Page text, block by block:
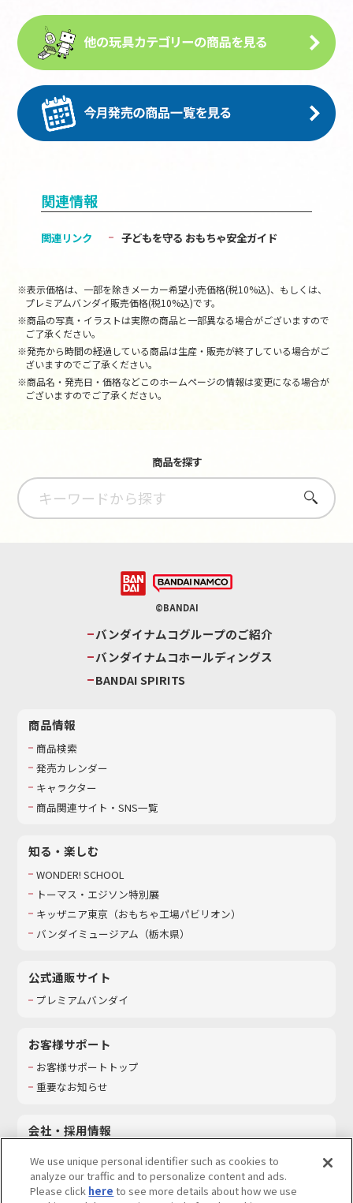
関連情報
関連リンク 子どもを守る おもちゃ安全ガイド
※表示価格は、一部を除きメーカー希望小売価格(税10%込)、もしくは、
プレミアムバンダイ販売価格(税10%込)です。
※商品の写真・イラストは実際の商品と一部異なる場合がございますので
ご了承ください。
※発売から時間の経過している商品は生産・販売が終了している場合がご
ざいますのでご了承ください。
※商品名・発売日・価格などこのホームページの情報は変更になる場合が
ございますのでご了承ください。
商品を探す
さがす
©BANDAI
バンダイナムコグループのご紹介
バンダイナムコホールディングス
BANDAI SPIRITS
商品情報
商品検索
発売カレンダー
キャラクター
商品関連サイト・SNS一覧
知る・楽しむ
WONDER! SCHOOL
トーマス・エジソン特別展
キッザニア東京（おもちゃ工場パビリオン）​
バンダイミュージアム（栃木県）
公式通販サイト
プレミアムバンダイ
お客様サポート
お客様サポートトップ
重要なお知らせ
会社・採用情報
採用情報
サステナビリティ
We use unique personal identifier such as cookies to
analyze our traffic and to personalize content and ads.
Please click here to see more details about how we use